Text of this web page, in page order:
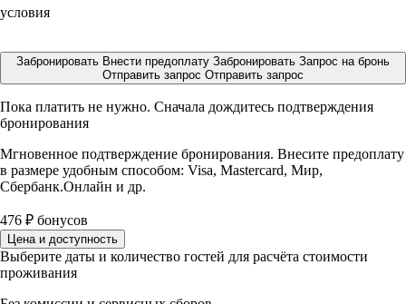
условия
Забронировать Внести предоплату Забронировать Запрос на бронь
Отправить запрос Отправить запрос
Пока платить не нужно. Сначала дождитесь подтверждения
бронирования
Мгновенное подтверждение бронирования. Внесите предоплату
в размере удобным способом: Visa, Mastercard, Мир,
Сбербанк.Онлайн и др.
476 ₽ бонусов
Цена и доступность
Выберите даты и количество гостей для расчёта стоимости
проживания